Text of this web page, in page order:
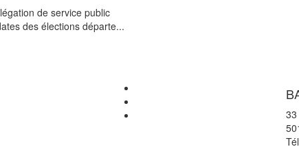
de service public
des élections départe...